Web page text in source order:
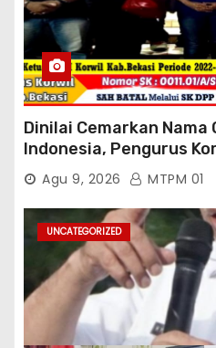
Dinilai Cemarkan Nama
Indonesia, Pengurus
Bekasi Laporkan
Periode 2022-2025 Ke
Kab.Bekasi
Agu 9, 2026 MTPM 01
UNCATEGORIZED